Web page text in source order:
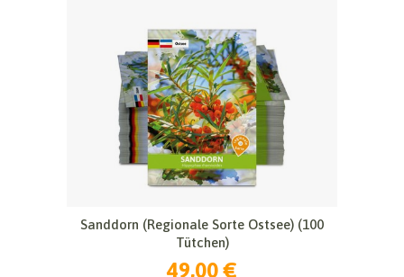
Sanddorn (Regionale Sorte Ostsee) (100
Tütchen)
49,00 €